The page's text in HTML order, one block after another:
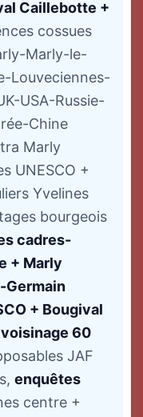
Caillebotte +
cossues
Marly-le-
Louveciennes-
USA-Russie-
Chine
Marly
UNESCO +
Yvelines
bourgeois
cadres-
+ Marly
Germain
+ Bougival
60
JAF
enquêtes
centre +